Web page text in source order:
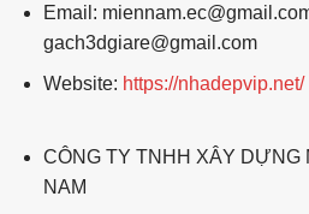
Email:
gach3dgiare@gmail.com
Website: https://nhadepvip.net/
CÔNG TY TNHH XÂY DỰNG
NAM